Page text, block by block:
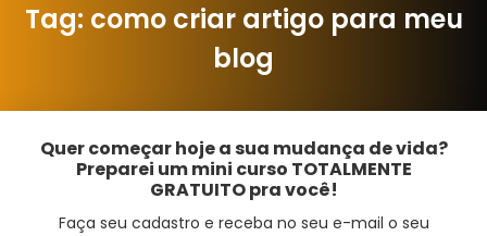
Tag: como criar artigo para meu
blog
Quer começar hoje a sua mudança de vida?
Preparei um mini curso TOTALMENTE
GRATUITO pra você!
Faça seu cadastro e receba no seu e-mail o seu